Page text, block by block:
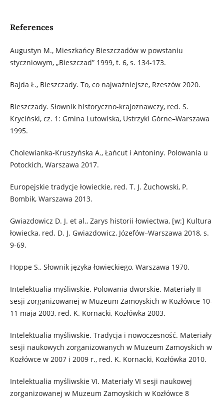
References
Augustyn M., Mieszkańcy Bieszczadów w powstaniu
styczniowym, „Bieszczad” 1999, t. 6, s. 134-173.
Bajda Ł., Bieszczady. To, co najważniejsze, Rzeszów 2020.
Bieszczady. Słownik historyczno-krajoznawczy, red. S.
Kryciński, cz. 1: Gmina Lutowiska, Ustrzyki Górne–Warszawa
1995.
Cholewianka-Kruszyńska A., Łańcut i Antoniny. Polowania u
Potockich, Warszawa 2017.
Europejskie tradycje łowieckie, red. T. J. Żuchowski, P.
Bombik, Warszawa 2013.
Gwiazdowicz D. J. et al., Zarys historii łowiectwa, [w:] Kultura
łowiecka, red. D. J. Gwiazdowicz, Józefów–Warszawa 2018, s.
9-69.
Hoppe S., Słownik języka łowieckiego, Warszawa 1970.
Intelektualia myśliwskie. Polowania dworskie. Materiały II
sesji zorganizowanej w Muzeum Zamoyskich w Kozłówce 10-
11 maja 2003, red. K. Kornacki, Kozłówka 2003.
Intelektualia myśliwskie. Tradycja i nowoczesność. Materiały
sesji naukowych zorganizowanych w Muzeum Zamoyskich w
Kozłówce w 2007 i 2009 r., red. K. Kornacki, Kozłówka 2010.
Intelektualia myśliwskie VI. Materiały VI sesji naukowej
zorganizowanej w Muzeum Zamoyskich w Kozłówce 8